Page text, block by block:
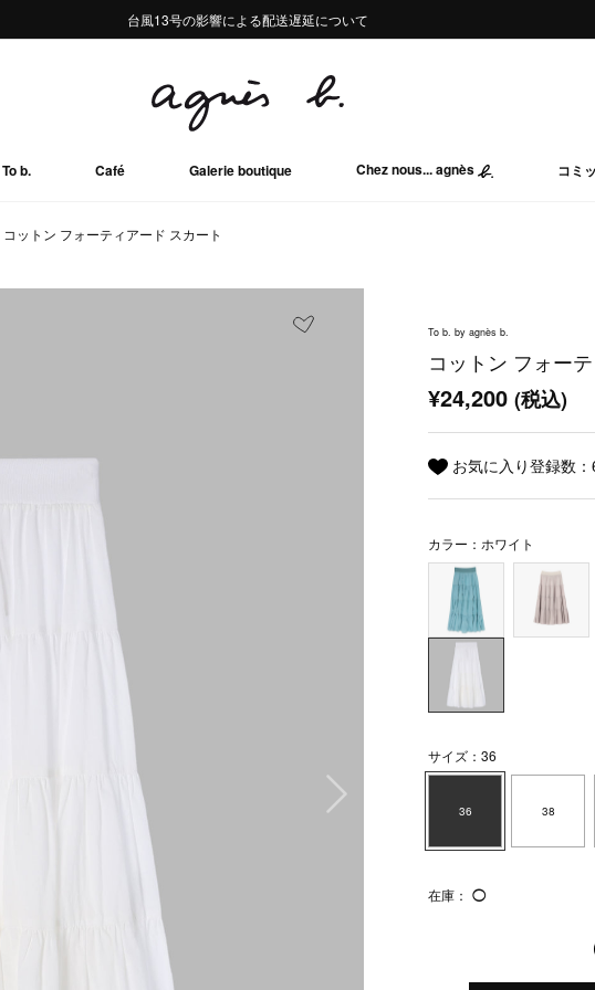
熊本地域地震の影響による配送遅延について
Summer Sale 2buy10%OFF!!
台風13号の影響による配送遅延について
熊本地域地震の影響による配送遅延について
Summer Sale 2buy10%OFF!!
To b. Café Galerie boutique Chez nous... agnès コミ
コットン フォーティアード スカート
To b. by agnès b.
コットン フォー
¥24,200(税込)
お気に入り登録数：
カラー：ホワイト
サイズ：36
36 38
在庫： ◯